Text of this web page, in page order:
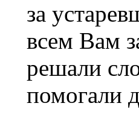
за
всем Вам
решали
помогали